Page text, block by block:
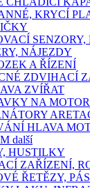
KRYCÍ
NÁJEZDY
A ŘÍZENÍ
ZDVIHACÍ
ZVÍŘAT
NA MOTOR
HLAVA
další
HUSTILKY
ZAŘÍZENÍ,
ŘETĚZY,